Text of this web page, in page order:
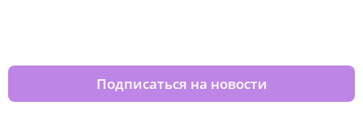
Подписаться на новости